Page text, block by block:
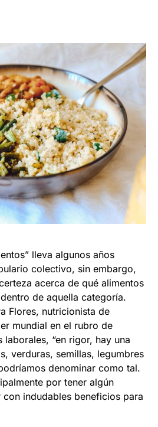
lleva algunos años
colectivo, sin embargo,
acerca de qué alimentos
de aquella categoría.
Flores, nutricionista de
mundial en el rubro de
“en rigor, hay una
verduras, semillas, legumbres
denominar como tal.
por tener algún
indudables beneficios para